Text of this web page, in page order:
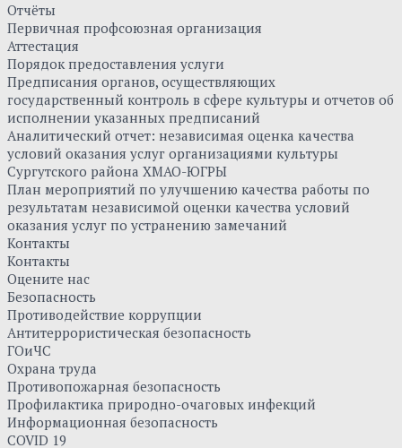
Отчёты
Первичная профсоюзная организация
Аттестация
Порядок предоставления услуги
Предписания органов, осуществляющих
государственный контроль в сфере культуры и отчетов об
исполнении указанных предписаний
Аналитический отчет: независимая оценка качества
условий оказания услуг организациями культуры
Сургутского района ХМАО-ЮГРЫ
План мероприятий по улучшению качества работы по
результатам независимой оценки качества условий
оказания услуг по устранению замечаний
Контакты
Контакты
Оцените нас
Безопасность
Противодействие коррупции
Антитеррористическая безопасность
ГОиЧС
Охрана труда
Противопожарная безопасность
Профилактика природно-очаговых инфекций
Информационная безопасность
COVID 19